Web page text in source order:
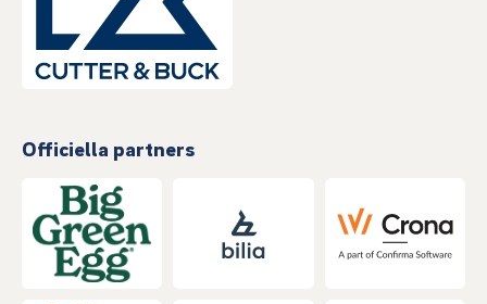
Officiella partners